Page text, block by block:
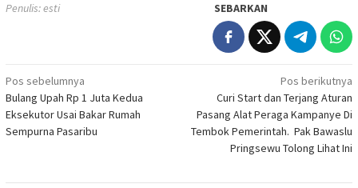
Penulis: esti SEBARKAN
Navigasi
pos
Pos sebelumnya
Bulang Upah Rp 1 Juta Kedua
Eksekutor Usai Bakar Rumah
Sempurna Pasaribu
Pos berikutnya
Curi Start dan Terjang Aturan
Pasang Alat Peraga Kampanye Di
Tembok Pemerintah. Pak Bawaslu
Pringsewu Tolong Lihat Ini